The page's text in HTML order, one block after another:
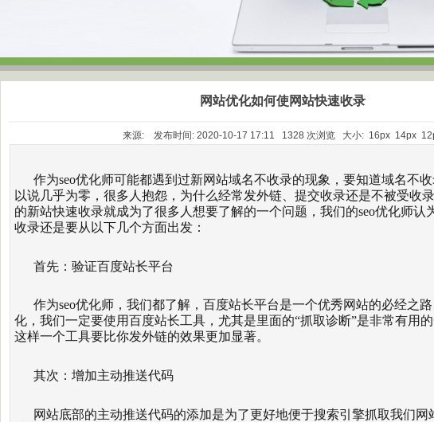
网站优化如何使网站快速收录
来源: 发布时间: 2020-10-17 17:11 1328 次浏览 大小: 16px 14px
作为seo优化师可能都遇到过新网站域名不收录的现象，要知道域名不
以说几乎为零，很多人抱怨，为什么经常发外链、提交收录还是不被受收
的新站快速收录就成为了很多人想要了解的一个问题，我们的seo优化师认
收录还是要从以下几个方面出发：
首先：验证百度站长平台
作为seo优化师，我们都了解，百度站长平台是一个优秀网站的必经之
化，我们一定要使用百度站长工具，尤其是里面的“抓取诊断”是非常有用
这样一个工具要比你发外链的效果更加显著。
其次：增加主动推送代码
网站底部的主动推送代码的添加是为了更好地便于搜索引擎抓取我们网